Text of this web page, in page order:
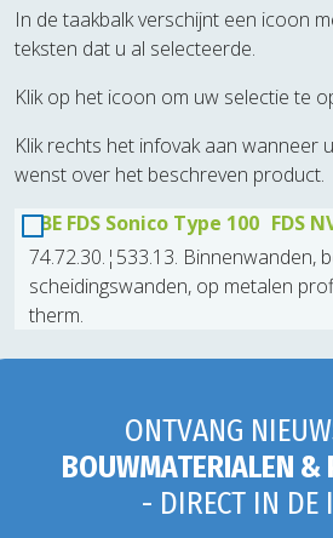
In de taakbalk verschijnt een icoon
teksten dat u al selecteerde.
Klik op het icoon om uw selectie te
Klik rechts het infovak aan wanneer
wenst over het beschreven product.
BE FDS Sonico Type 100 FDS
74.72.30.¦533.13. Binnenwanden,
scheidingswanden, op metalen
therm.
ONTVANG
BOUWMATERIALEN &
- DIRECT IN DE